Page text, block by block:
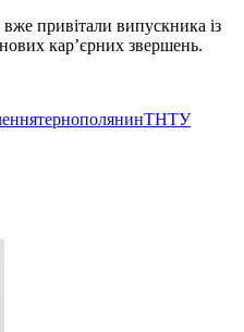
привітали випускника із
кар’єрних звершень.
тернополянинТНТУ